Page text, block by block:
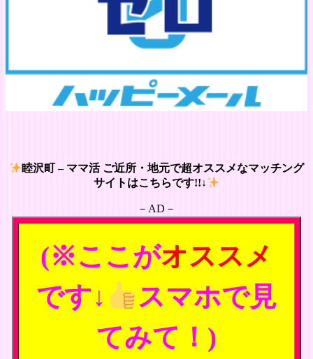
睦沢町 – ママ活 ご近所・地元で超オススメなマッチング
サイトはこちらです!!↓
－AD－
(※ここがオススメ
です↓
スマホで見
てみて！)